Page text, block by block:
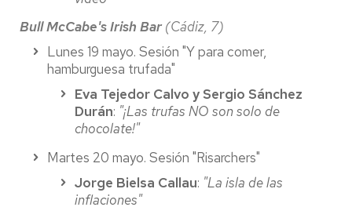
Bull McCabe's Irish Bar(Cádiz, 7)
Lunes 19 mayo. Sesión "Y para comer,
hamburguesa trufada"
Eva Tejedor Calvo y Sergio Sánchez
Durán: "¡Las trufas NO son solo de
chocolate!"
Martes 20 mayo. Sesión "Risarchers"
Jorge Bielsa Callau: "La isla de las
inflaciones"